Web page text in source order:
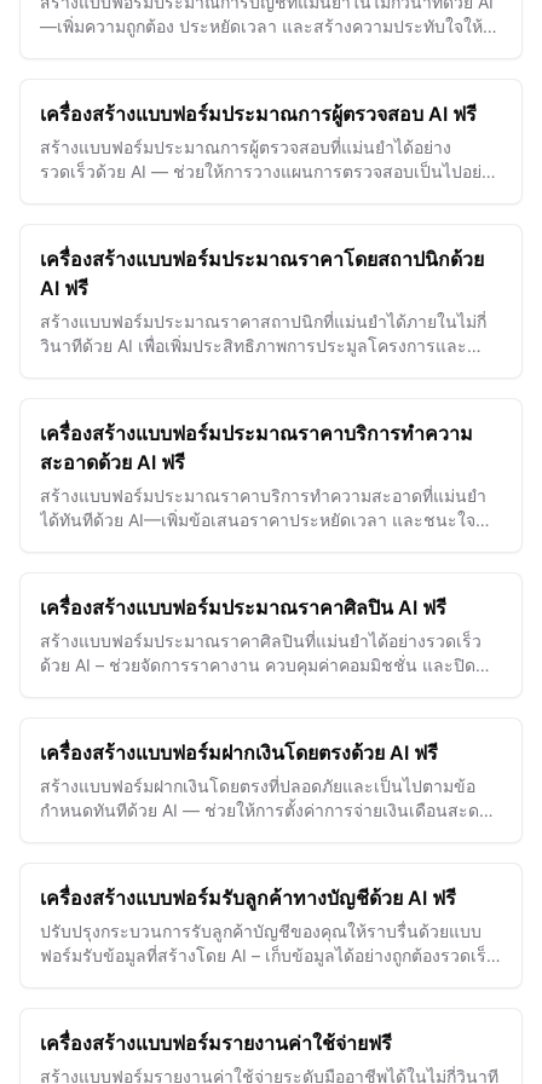
—เพิ่มความถูกต้อง ประหยัดเวลา และสร้างความประทับใจให้
เครื่องสร้างแบบฟอร์มประมาณการผู้ตรวจสอบ AI ฟรี
สร้างแบบฟอร์มประมาณการผู้ตรวจสอบที่แม่นยำได้อย่าง
รวดเร็วด้วย AI — ช่วยให้การวางแผนการตรวจสอบเป็นไปอย่าง
เครื่องสร้างแบบฟอร์มประมาณราคาโดยสถาปนิกด้วย
AI ฟรี
สร้างแบบฟอร์มประมาณราคาสถาปนิกที่แม่นยำได้ภายในไม่กี่
วินาทีด้วย AI เพื่อเพิ่มประสิทธิภาพการประมูลโครงการและ
เครื่องสร้างแบบฟอร์มประมาณราคาบริการทำความ
สะอาดด้วย AI ฟรี
สร้างแบบฟอร์มประมาณราคาบริการทำความสะอาดที่แม่นยำ
ได้ทันทีด้วย AI—เพิ่มข้อเสนอราคาประหยัดเวลา และชนะใจ
เครื่องสร้างแบบฟอร์มประมาณราคาศิลปิน AI ฟรี
สร้างแบบฟอร์มประมาณราคาศิลปินที่แม่นยำได้อย่างรวดเร็ว
ด้วย AI – ช่วยจัดการราคางาน ควบคุมค่าคอมมิชชั่น และปิด
เครื่องสร้างแบบฟอร์มฝากเงินโดยตรงด้วย AI ฟรี
สร้างแบบฟอร์มฝากเงินโดยตรงที่ปลอดภัยและเป็นไปตามข้อ
กำหนดทันทีด้วย AI — ช่วยให้การตั้งค่าการจ่ายเงินเดือนสะดวก
เครื่องสร้างแบบฟอร์มรับลูกค้าทางบัญชีด้วย AI ฟรี
ปรับปรุงกระบวนการรับลูกค้าบัญชีของคุณให้ราบรื่นด้วยแบบ
ฟอร์มรับข้อมูลที่สร้างโดย AI – เก็บข้อมูลได้อย่างถูกต้องรวดเร็ว
เครื่องสร้างแบบฟอร์มรายงานค่าใช้จ่ายฟรี
สร้างแบบฟอร์มรายงานค่าใช้จ่ายระดับมืออาชีพได้ในไม่กี่วินาที